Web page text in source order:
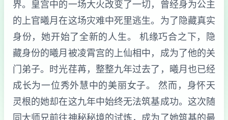
界。皇宫中的一场大火改变了一切，曾经身为公主
的上官曦月在这场灾难中死里逃生。为了隐藏真实
身份，她开始了全新的人生。 机缘巧合之下，隐
藏身份的曦月被凌霄宫的上仙相中，成为了他的关
门弟子。时光荏苒，整整九年过去了，曦月也已经
成长为一位秀外慧中的美丽女子。 然而，身怀天
灵根的她却在这九年中始终无法筑基成功。这次随
同大师兄前往神秘秘境的试炼，成为了她筑基的最